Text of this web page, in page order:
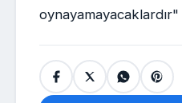
oynayamayacaklardır"